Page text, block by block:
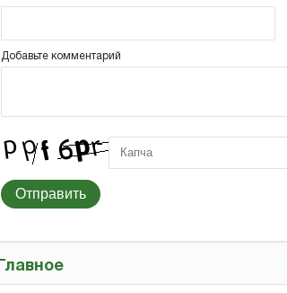
Добавьте комментарий
Отправить
Главное